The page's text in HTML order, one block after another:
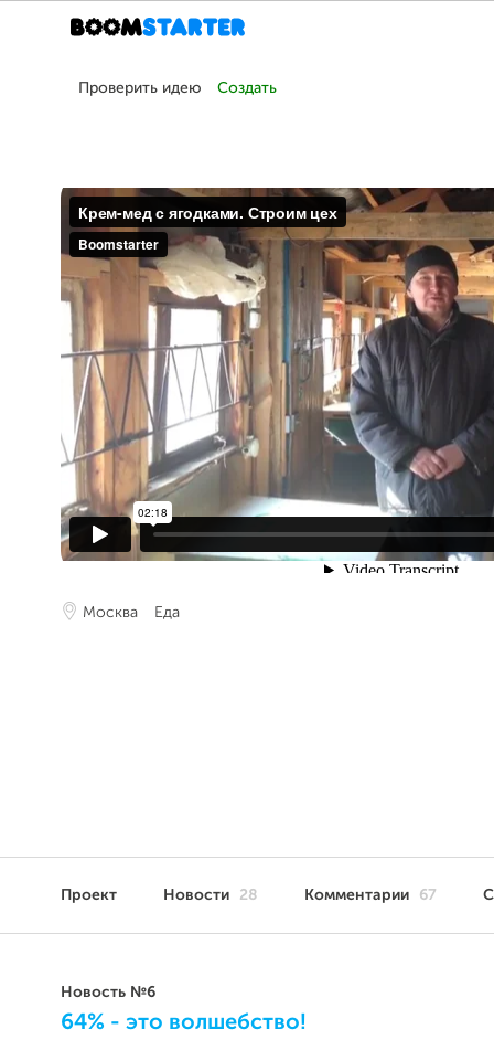
Проверить идею Создать
Москва Еда
Проект Новости 28 Комментарии 67
Новость №6
64% - это волшебство!